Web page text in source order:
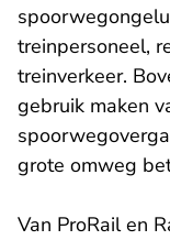
treinpersoneel,
treinverkeer.
gebruik maken
grote omweg
Van ProRail en